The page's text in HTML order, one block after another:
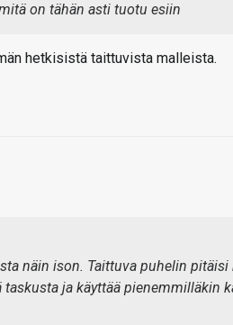
on tähän asti tuotu esiin
hetkisistä taittuvista malleista.
näin ison. Taittuva puhelin pitäisi
ja käyttää pienemmilläkin